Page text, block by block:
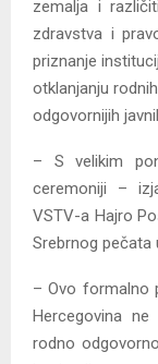
zemalja i
zdravstva i
priznanje
otklanjanju
odgovornijih
– S velikim
ceremoniji –
VSTV-a Hajro
Srebrnog pečata
– Ovo formalno
Hercegovina
rodno